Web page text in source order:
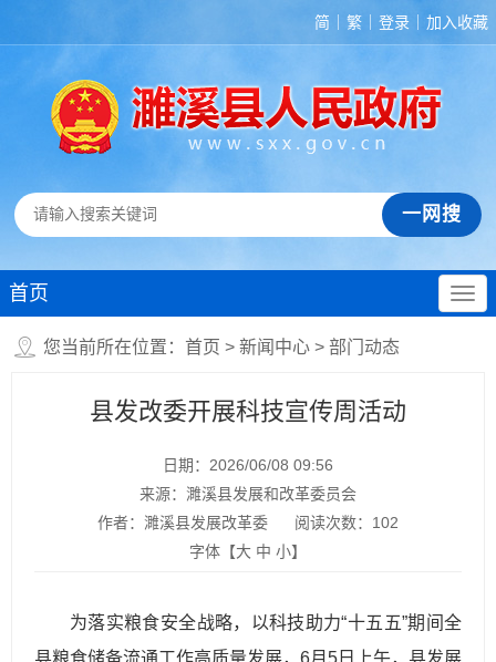
简 繁 登录 加入收藏
首页
您当前所在位置： 首页 > 新闻中心 > 部门动态
县发改委开展科技宣传周活动
日期：2026/06/08 09:56
来源：濉溪县发展和改革委员会
作者：濉溪县发展改革委
阅读次数： 102
字体【大 中 小】
为落实粮食安全战略，以科技助力“十五五”期间全
县粮食储备流通工作高质量发展，6月5日上午，县发展